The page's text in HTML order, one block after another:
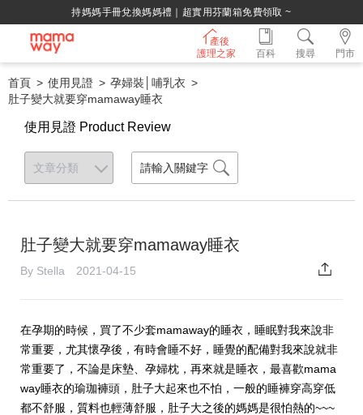
持媽媽手冊兌換媽媽禮｜超實用芬蘭箱免費領取 ~
產後
護理之家
門市
百科 搜尋
首頁 使用見證
孕婦裝│哺乳衣
肚子變大就要穿mamaway睡衣
使用見證 Product Review
肚子變大就要穿mamaway睡衣
By Stella 2021-04-15
在孕期的時候，買了不少套mamaway的睡衣，睡眠對我來說非
常重要，尤其懷孕後，有時會睡不好，睡覺的配備對我來說就非
常重要了，不論是床墊、孕婦枕，再來就是睡衣，最喜歡mama
way睡衣的瑜珈褲頭，肚子大起來也不怕，一般的睡褲穿高穿低
都不舒服，質料也輕薄舒服，肚子大之後的媽媽是很怕熱的~~~